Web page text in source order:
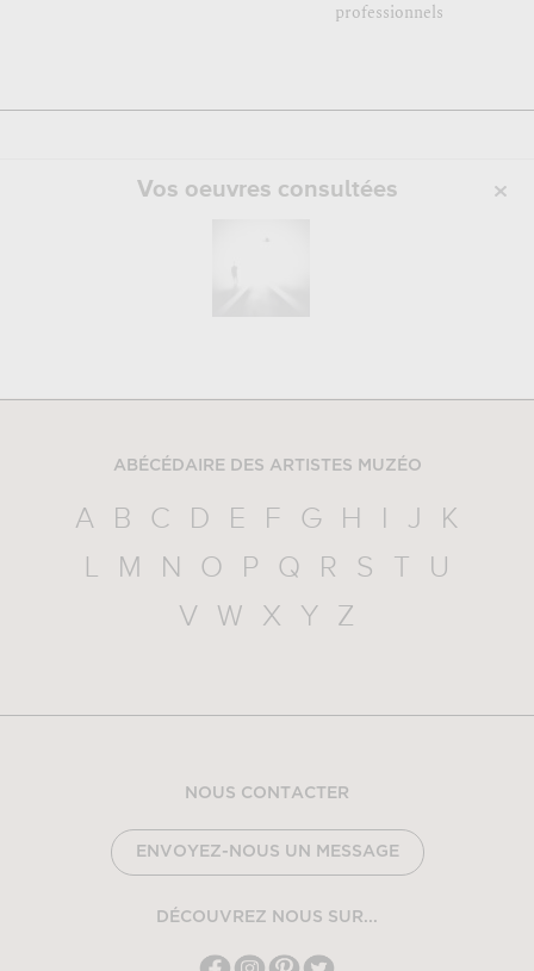
professionnels
Vos oeuvres consultées
ABÉCÉDAIRE DES ARTISTES MUZÉO
A B C D E F G H I J
K
L
M N O P Q R S T
U
V
W X Y Z
NOUS CONTACTER
ENVOYEZ-NOUS UN MESSAGE
DÉCOUVREZ NOUS SUR...